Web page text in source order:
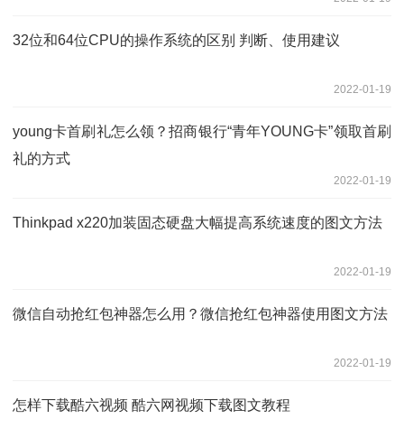
32位和64位CPU的操作系统的区别 判断、使用建议
2022-01-19
young卡首刷礼怎么领？招商银行“青年YOUNG卡”领取首刷
礼的方式
2022-01-19
Thinkpad x220加装固态硬盘大幅提高系统速度的图文方法
2022-01-19
微信自动抢红包神器怎么用？微信抢红包神器使用图文方法
2022-01-19
怎样下载酷六视频 酷六网视频下载图文教程